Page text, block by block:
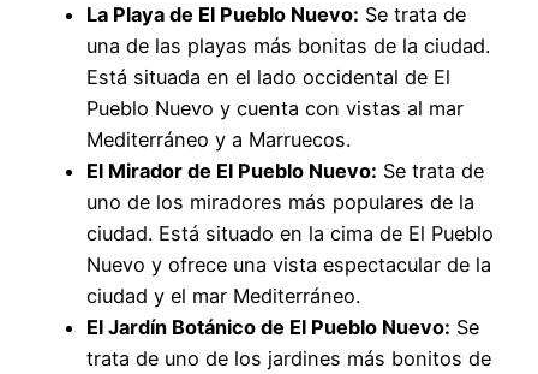
La Playa de El Pueblo Nuevo: Se trata de
una de las playas más bonitas de la ciudad.
Está situada en el lado occidental de El
Pueblo Nuevo y cuenta con vistas al mar
Mediterráneo y a Marruecos.
El Mirador de El Pueblo Nuevo: Se trata de
uno de los miradores más populares de la
ciudad. Está situado en la cima de El Pueblo
Nuevo y ofrece una vista espectacular de la
ciudad y el mar Mediterráneo.
El Jardín Botánico de El Pueblo Nuevo: Se
trata de uno de los jardines más bonitos de